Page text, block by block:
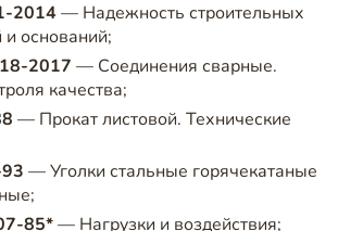
2014— Надежность строительных
и оснований;
2017 — Соединения сварные.
качества;
— Прокат листовой. Технические
— Уголки стальные горячекатаные
85*— Нагрузки и воздействия;